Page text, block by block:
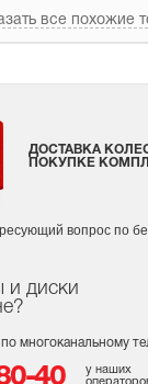
все похожие
и диски
многоканальному
40
у наших
ДОСТАВКА
ПОКУПКЕ
вопрос по